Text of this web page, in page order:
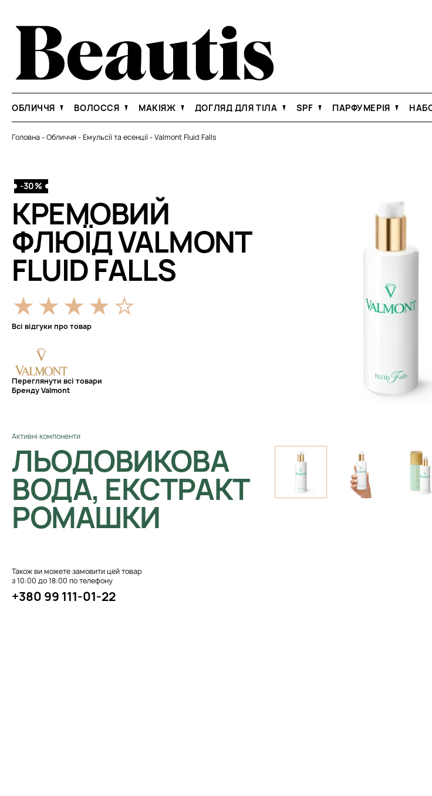
ОБЛИЧЧЯ ВОЛОССЯ МАКІЯЖ ДОГЛЯД ДЛЯ ТІЛА SPF ПАРФУМЕРІЯ
Головна-Обличчя -Емульсії та есенції-Valmont Fluid Falls
-30%
КРЕМОВИЙ
ФЛЮЇД VALMONT
FLUID FALLS
Всі відгуки про товар
Переглянути всі товари
Бренду Valmont
Активні компоненти
ЛЬОДОВИКОВА
ВОДА, ЕКСТРАКТ
РОМАШКИ
Також ви можете замовити цей товар
з 10:00 до 18:00 по телефону
+380 99 111-01-22